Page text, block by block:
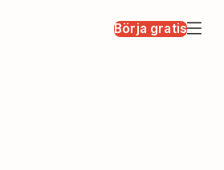
Börja gratis